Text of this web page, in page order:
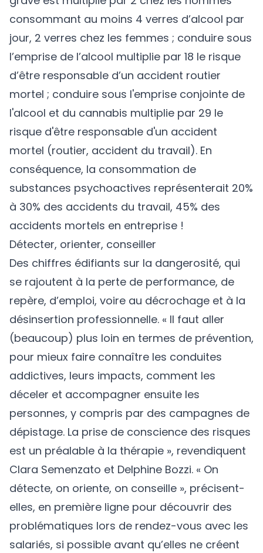
consommant au moins 4 verres d’alcool par
jour, 2 verres chez les femmes ; conduire sous
l’emprise de l’alcool multiplie par 18 le risque
d’être responsable d’un accident routier
mortel​ ; conduire sous l'emprise conjointe de
l'alcool et du cannabis multiplie par 29 le
risque d'être responsable d'un accident
mortel (routier, accident du travail)​. En
conséquence, la consommation de
substances psychoactives représenterait 20%
à 30% des accidents du travail​, 45% des
accidents mortels en entreprise !
Détecter, orienter, conseiller
Des chiffres édifiants sur la dangerosité, qui
se rajoutent à la perte de performance, de
repère, d’emploi, voire au décrochage et à la
désinsertion professionnelle. « Il faut aller
(beaucoup) plus loin en termes de prévention,
pour mieux faire connaître les conduites
addictives, leurs impacts, comment les
déceler et accompagner ensuite les
personnes, y compris par des campagnes de
dépistage. La prise de conscience des risques
est un préalable à la thérapie », revendiquent
Clara Semenzato et Delphine Bozzi. « On
détecte, on oriente, on conseille », précisent-
elles, en première ligne pour découvrir des
problématiques lors de rendez-vous avec les
salariés, si possible avant qu’elles ne créent